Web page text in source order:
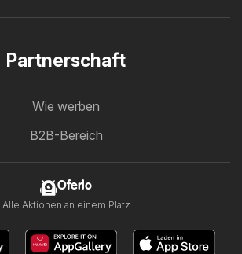
Partnerschaft
Wie werben
B2B-Bereich
Oferlo
Alle Aktionen an einem Platz